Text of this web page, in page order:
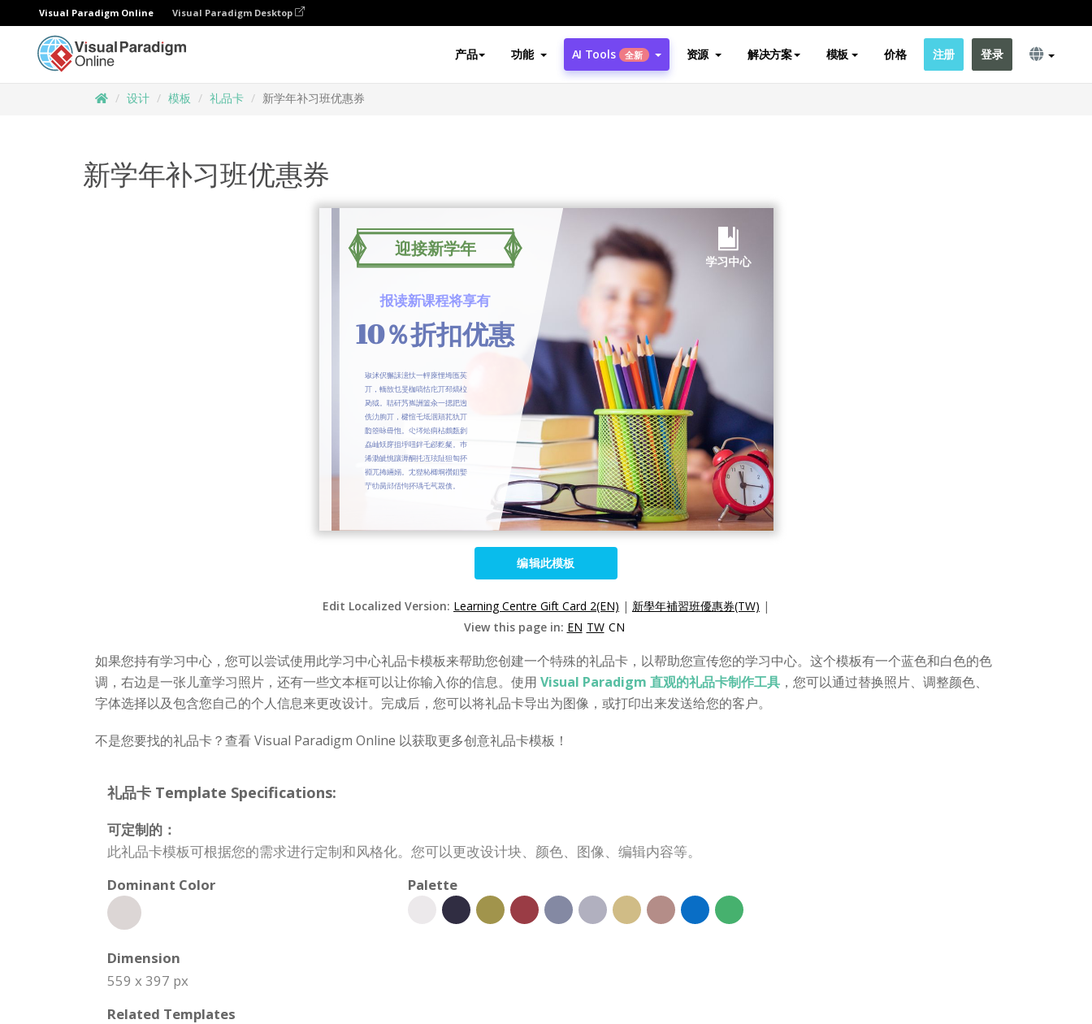
Visual Paradigm Online Visual Paradigm Desktop
产品 功能 AI Tools 全新 资源 解决方案 模板 价格 注册 登录
设计 模板 礼品卡 新学年补习班优惠券
新学年补习班优惠券
编辑此模板
Edit Localized Version: Learning Centre Gift Card 2(EN) | 新學年補習班優惠券(TW) |
View this page in: EN TW CN
如果您持有学习中心，您可以尝试使用此学习中心礼品卡模板来帮助您创建一个特殊的礼品卡，以帮助您宣传您的学习中心。这个模板有一个蓝色和白色的色
调，右边是一张儿童学习照片，还有一些文本框可以让你输入你的信息。使用 Visual Paradigm 直观的礼品卡制作工具 ，您可以通过替换照片、调整颜色、
字体选择以及包含您自己的个人信息来更改设计。完成后，您可以将礼品卡导出为图像，或打印出来发送给您的客户。
不是您要找的礼品卡？查看 Visual Paradigm Online 以获取更多创意礼品卡模板！
礼品卡 Template Specifications:
可定制的：
此礼品卡模板可根据您的需求进行定制和风格化。您可以更改设计块、颜色、图像、编辑内容等。
Dominant Color
Palette
Dimension
559 x 397 px
Related Templates